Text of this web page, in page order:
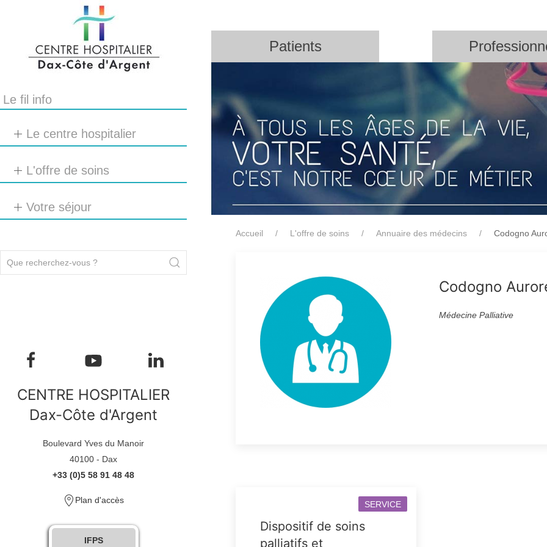
Le fil info
Le centre hospitalier
L'offre de soins
Votre séjour
CENTRE HOSPITALIER
Dax-Côte d'Argent
Boulevard Yves du Manoir
40100 - Dax
+33 (0)5 58 91 48 48
Plan d'accès
IFPS
Patients
Accueil L'offre de soins Annuaire des médecins Codogno
Codogno
Médecine Palliative
SERVICE
Dispositif de soins
palliatifs et